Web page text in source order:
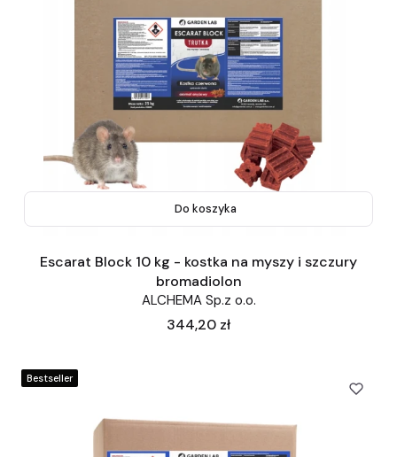
Do koszyka
Escarat Block 10 kg - kostka na myszy i szczury
bromadiolon
ALCHEMA Sp.z o.o.
Cena
344,20 zł
Bestseller